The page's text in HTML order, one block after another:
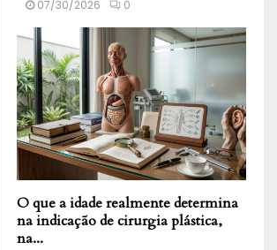
07/30/2026
0
O que a idade realmente determina
na indicação de cirurgia plástica,
na...